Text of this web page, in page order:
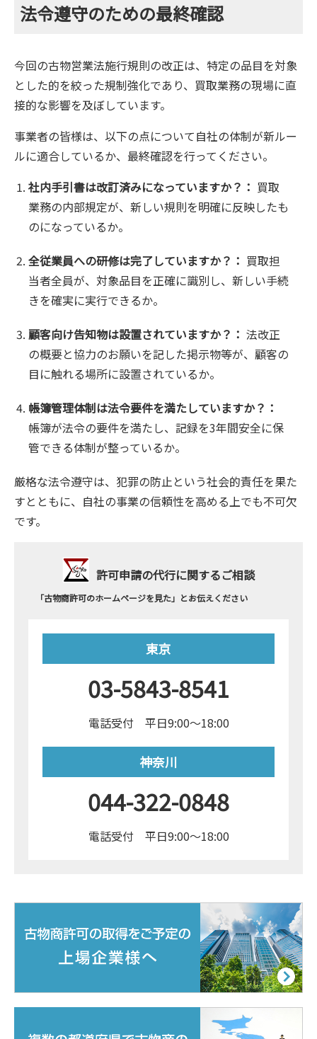
法令遵守のための最終確認
今回の古物営業法施行規則の改正は、特定の品目を対象
とした的を絞った規制強化であり、買取業務の現場に直
接的な影響を及ぼしています。
事業者の皆様は、以下の点について自社の体制が新ルー
ルに適合しているか、最終確認を行ってください。
社内手引書は改訂済みになっていますか？： 買取
業務の内部規定が、新しい規則を明確に反映したも
のになっているか。
全従業員への研修は完了していますか？： 買取担
当者全員が、対象品目を正確に識別し、新しい手続
きを確実に実行できるか。
顧客向け告知物は設置されていますか？： 法改正
の概要と協力のお願いを記した掲示物等が、顧客の
目に触れる場所に設置されているか。
帳簿管理体制は法令要件を満たしていますか？：
帳簿が法令の要件を満たし、記録を3年間安全に保
管できる体制が整っているか。
厳格な法令遵守は、犯罪の防止という社会的責任を果た
すとともに、自社の事業の信頼性を高める上でも不可欠
です。
許可申請の代行に関するご相談
「古物商許可のホームページを見た」とお伝えください
東京
03-5843-8541
電話受付 平日9:00～18:00
神奈川
044-322-0848
電話受付 平日9:00～18:00